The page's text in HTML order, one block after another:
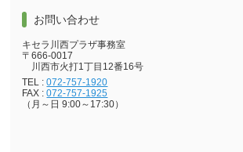
お問い合わせ
キセラ川西プラザ事務室
〒666-0017
川西市火打1丁目12番16号
TEL :072-757-1920
FAX :072-757-1925
（月～日 9:00～17:30）